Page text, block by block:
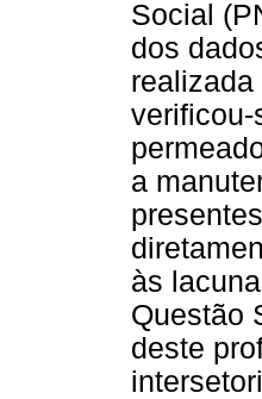
Social
dos
verificou-
a
às
Questão
deste